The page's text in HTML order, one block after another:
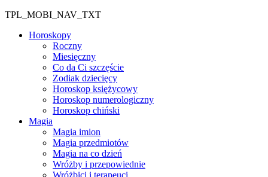
TPL_MOBI_NAV_TXT
Horoskopy
Roczny
Miesięczny
Co da Ci szczęście
Zodiak dziecięcy
Horoskop księżycowy
Horoskop numerologiczny
Horoskop chiński
Magia
Magia imion
Magia przedmiotów
Magia na co dzień
Wróżby i przepowiednie
Wróżbici i terapeuci